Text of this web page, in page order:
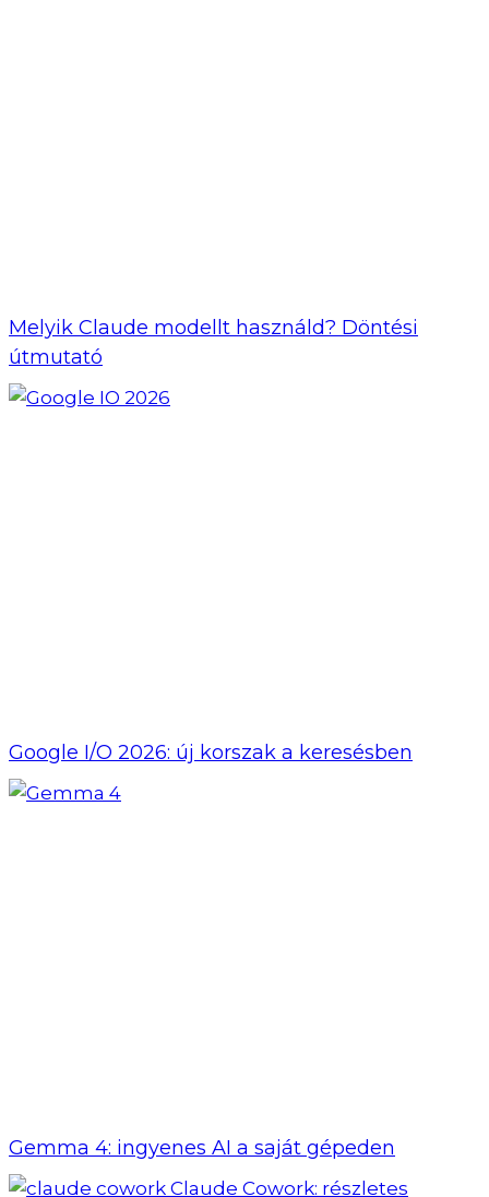
Melyik Claude modellt használd? Döntési
útmutató
Google I/O 2026: új korszak a keresésben
Gemma 4: ingyenes AI a saját gépeden